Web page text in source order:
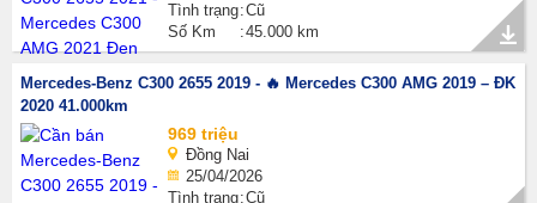
Tình trạng Cũ
Số Km
45.000 km
Mercedes-Benz C300 2655 2019 - 🔥 Mercedes C300 AMG 2019 – ĐK
2020 41.000km
969 triệu
Đồng Nai
25/04/2026
Tình trạng Cũ